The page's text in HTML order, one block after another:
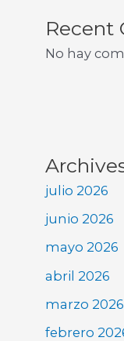
Recent
No hay
julio 2026
junio 2026
mayo 2026
abril 2026
marzo 2026
febrero